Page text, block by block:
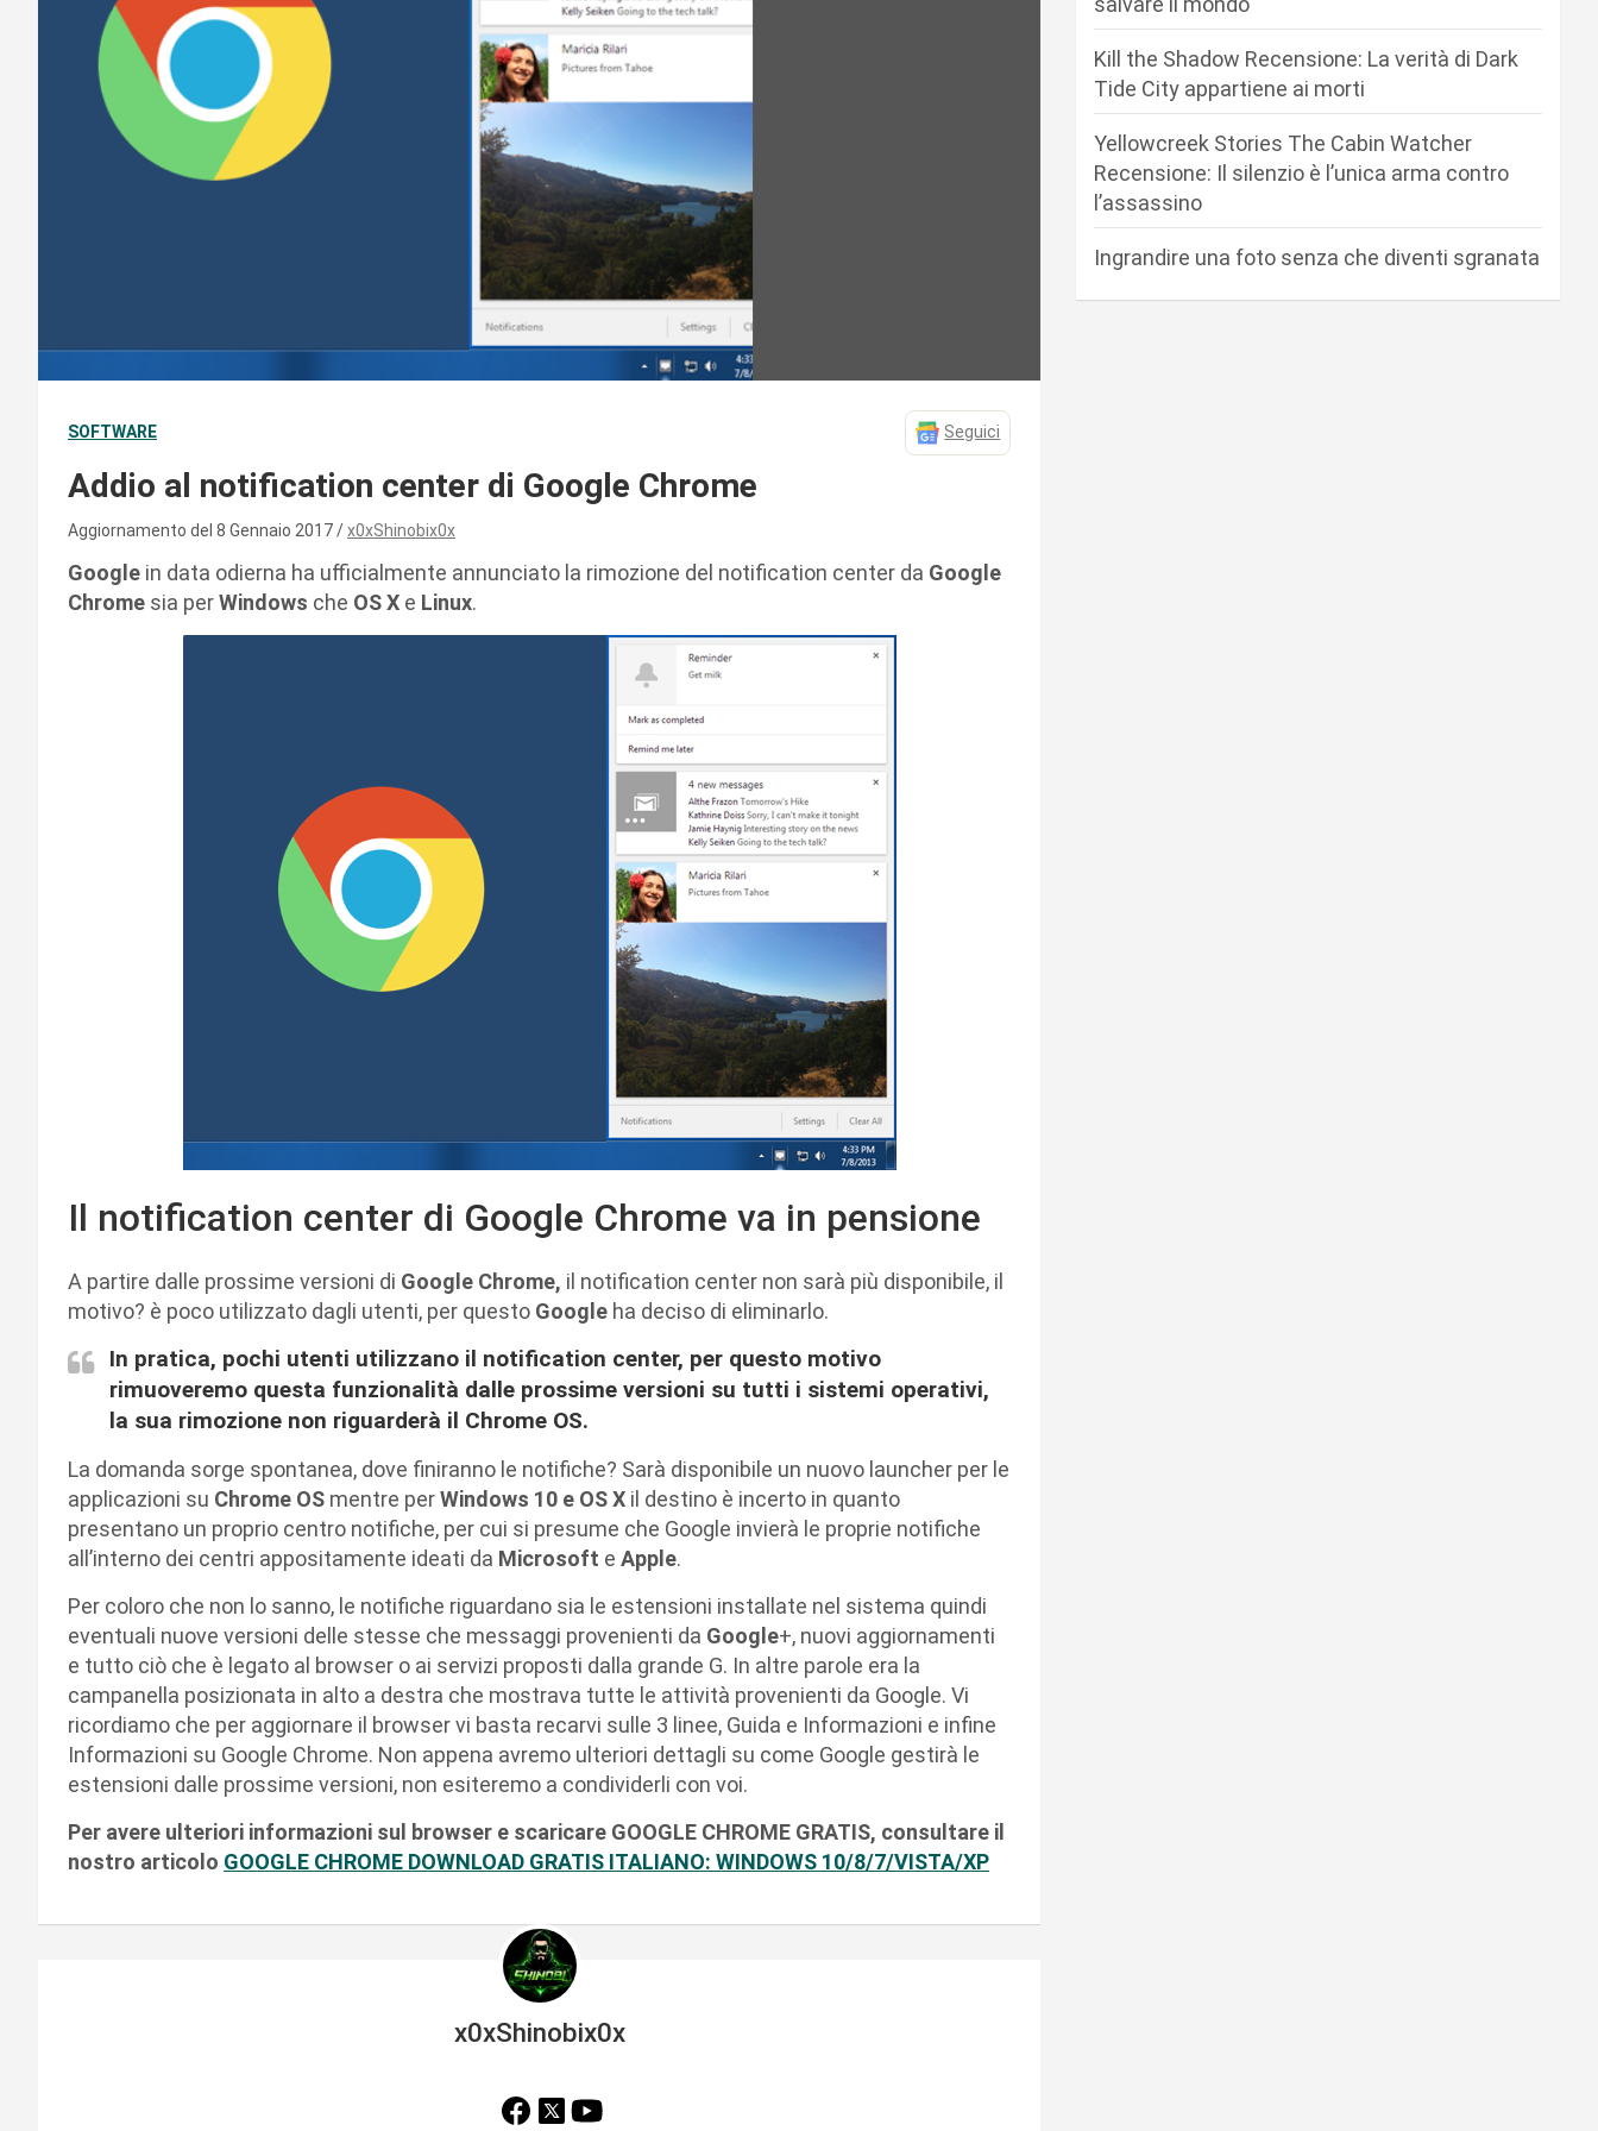
SOFTWARE Seguici
Addio al notification center di Google Chrome
Aggiornamento del 8 Gennaio 2017 x0xShinobix0x
Google in data odierna ha ufficialmente annunciato la rimozione del notification center da Google
Chrome sia perWindows che OS X e Linux.
Il notification center di Google Chrome va in pensione
A partire dalle prossime versioni di Google Chrome, il notification center non sarà più disponibile, il
motivo? è poco utilizzato dagli utenti, per questo Google ha deciso di eliminarlo.
In pratica, pochi utenti utilizzano il notification center, per questo motivo
rimuoveremo questa funzionalità dalle prossime versioni su tutti i sistemi operativi,
la sua rimozione non riguarderà il Chrome OS.
La domanda sorge spontanea, dove finiranno le notifiche? Sarà disponibile un nuovo launcher per le
applicazioni su Chrome OS mentre perWindows 10 e OS X il destino è incerto in quanto
presentano un proprio centro notifiche, per cui si presume che Google invierà le proprie notifiche
all’interno dei centri appositamente ideati da Microsoft e Apple.
Per coloro che non lo sanno, le notifiche riguardano sia le estensioni installate nel sistema quindi
eventuali nuove versioni delle stesse che messaggi provenienti da Google+, nuovi aggiornamenti
e tutto ciò che è legato al browser o ai servizi proposti dalla grande G. In altre parole era la
campanella posizionata in alto a destra che mostrava tutte le attività provenienti da Google. Vi
ricordiamo che per aggiornare il browser vi basta recarvi sulle 3 linee, Guida e Informazioni e infine
Informazioni su Google Chrome. Non appena avremo ulteriori dettagli su come Google gestirà le
estensioni dalle prossime versioni, non esiteremo a condividerli con voi.
Per avere ulteriori informazioni sul browser e scaricare GOOGLE CHROME GRATIS, consultare il
nostro articolo GOOGLE CHROME DOWNLOAD GRATIS ITALIANO: WINDOWS 10/8/7/VISTA/XP
x0xShinobix0x
Kill the Shadow Recensione: La verità di Dark
Tide City appartiene ai morti
Yellowcreek Stories The Cabin Watcher
Recensione: Il silenzio è l’unica arma contro
l’assassino
Ingrandire una foto senza che diventi sgranata